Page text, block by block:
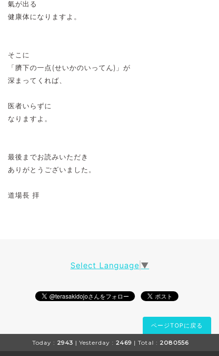
氣が出る
健康体になりますよ。
そこに
「臍下の一点(せいかのいってん)」が
深まってくれば、
医者いらずに
なりますよ。
最後までお読みいただき
ありがとうございました。
道場長 拝
Select Language ▼
ページTOPに戻る
Today : 2943 | Yesterday : 2469 | Total : 2080556